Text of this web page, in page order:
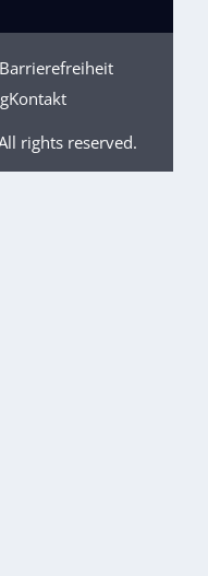
Barrierefreiheit
Kontakt
rights reserved.